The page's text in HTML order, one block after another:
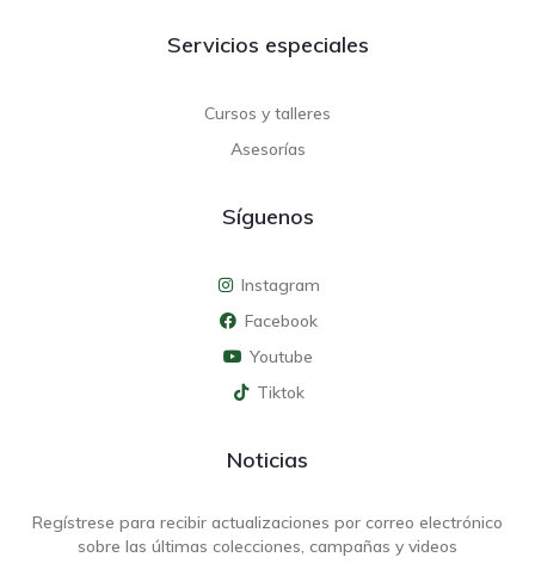
Servicios especiales
Cursos y talleres
Asesorías
Síguenos
Instagram
Facebook
Youtube
Tiktok
Noticias
Regístrese para recibir actualizaciones por correo electrónico
sobre las últimas colecciones, campañas y videos